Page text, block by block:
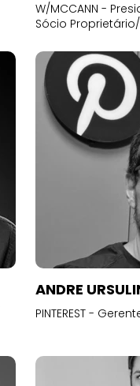
W/MCCANN -
Sócio
ANDRE
PINTEREST -